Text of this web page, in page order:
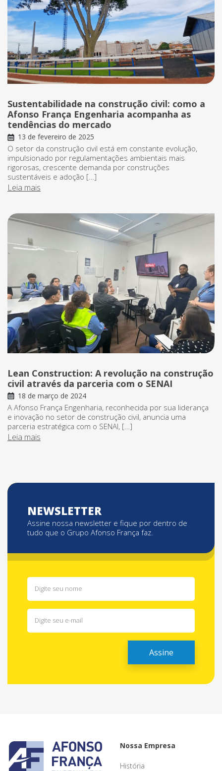
Sustentabilidade na construção civil: como a
Afonso França Engenharia acompanha as
tendências do mercado
13 de fevereiro de 2025
O setor da construção civil está em constante evolução,
impulsionado por regulamentações ambientais mais
rigorosas, crescente demanda por construções
sustentáveis e adoção […]
Leia mais
Lean Construction: A revolução na construção
civil através da parceria com o SENAI
18 de março de 2024
A Afonso França Engenharia, reconhecida por sua liderança
e inovação no setor de construção civil, anuncia uma
parceria estratégica com o SENAI, […]
Leia mais
NEWSLETTER
Assine nossa newsletter e fique por dentro de
tudo que o Grupo Afonso França faz.
Nossa Empresa
História